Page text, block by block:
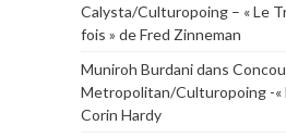
Calysta/Culturopoing – « Le
fois » de Fred Zinneman
Muniroh Burdanidans
Metropolitan/Culturopoing -«
Corin Hardy